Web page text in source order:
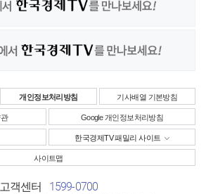
개인정보처리방침 기사배열 기본방침
Google 개인정보처리방침
한국경제TV 패밀리 사이트
사이트맵
고객센터 1599-0700